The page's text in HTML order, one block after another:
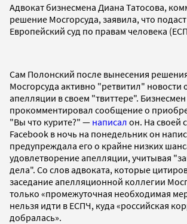
Адвокат бизнесмена Диана Татосова,
решение Мосгорсуда, заявила, что
Европейский суд по правам человека
Сам Полонский после вынесения
Мосгорсуда активно "ретвитил" новости
апелляции в своем "твиттере".
прокомментировал сообщение о
"Вы что курите?" — написал он. На своей
Facebook в ночь на понедельник он
предупреждала его о крайне низких
удовлетворение апелляции, учитывая
дела". Со слов адвоката, которые
заседание апелляционной коллегии
только «промежуточная необходимая
нельзя идти в ЕСПЧ, куда «российская
добралась».